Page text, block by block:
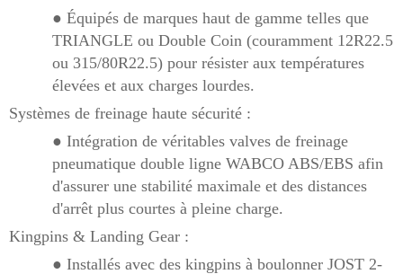
● Équipés de marques haut de gamme telles que
TRIANGLE ou Double Coin (couramment 12R22.5
ou 315/80R22.5) pour résister aux températures
élevées et aux charges lourdes.
Systèmes de freinage haute sécurité :
● Intégration de véritables valves de freinage
pneumatique double ligne WABCO ABS/EBS afin
d'assurer une stabilité maximale et des distances
d'arrêt plus courtes à pleine charge.
Kingpins & Landing Gear :
● Installés avec des kingpins à boulonner JOST 2-